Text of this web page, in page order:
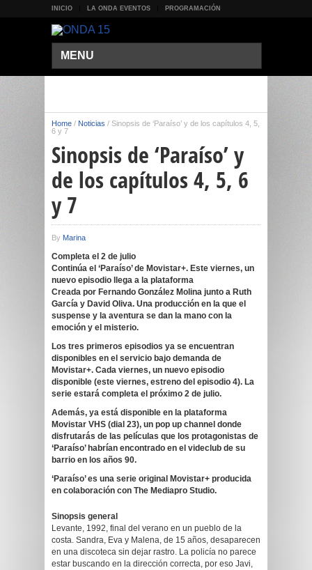
INICIO LA ONDA EVENTOS PROGRAMACIÓN
MENU
Home / Noticias / Sinopsis de ‘Paraíso’ y de los capítulos 4, 5,
6 y 7
Sinopsis de ‘Paraíso’ y
de los capítulos 4, 5, 6
y 7
By Marina
Completa el 2 de julio
Continúa el ‘Paraíso’ de Movistar+. Este viernes, un
nuevo episodio llega a la plataforma
Creada por Fernando González Molina junto a Ruth
García y David Oliva. Una producción en la que el
suspense y la aventura se dan la mano con la
emoción y el misterio.
Los tres primeros episodios ya se encuentran
disponibles en el servicio bajo demanda de
Movistar+. Cada viernes, un nuevo episodio
disponible (este viernes, estreno del episodio 4). La
serie estará completa el próximo 2 de julio.
Además, ya está disponible en la plataforma
Movistar VHS (dial 23), un pop up channel donde
disfrutarás de las películas que los protagonistas de
‘Paraíso’ habrían encontrado en el videclub de su
barrio en los años 90.
‘Paraíso’ es una serie original Movistar+ producida
en colaboración con The Mediapro Studio.
Sinopsis general
Levante, 1992, final del verano en un pueblo de la
costa. Sandra, Eva y Malena, de 15 años, desaparecen
en una discoteca sin dejar rastro. La policía no parece
estar buscando en la dirección correcta, por eso Javi,